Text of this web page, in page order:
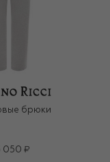
брюки
050 ₽